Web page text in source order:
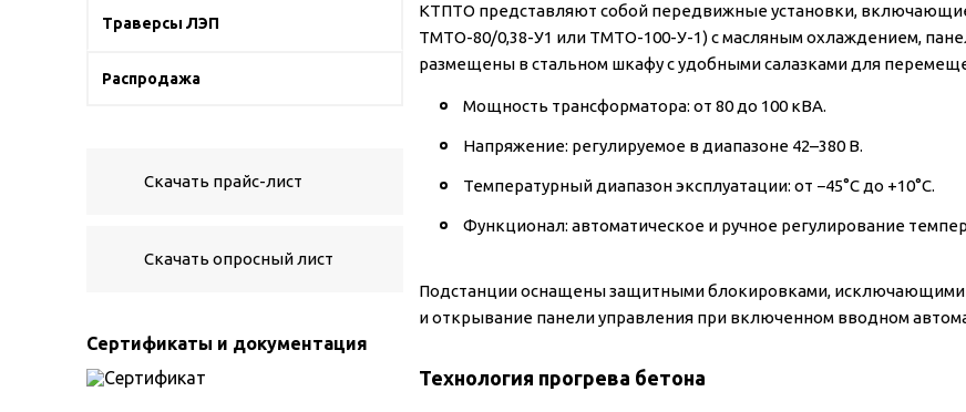
Траверсы ЛЭП
Распродажа
Скачать прайс-лист
Скачать опросный лист
Сертификаты и документация
КТПТО представляют собой передвижные установки,
ТМТО-80/0,38-У1 или ТМТО-100-У-1) с масляным охлаждением,
размещены в стальном шкафу с удобными салазками для
Мощность трансформатора: от 80 до 100 кВА.
Напряжение: регулируемое в диапазоне 42–380 В.
Температурный диапазон эксплуатации: от −45°C до +10°C.
Функционал: автоматическое и ручное регулирование
Подстанции оснащены защитными блокировками, исключающими
и открывание панели управления при включенном вводном
Технология прогрева бетона